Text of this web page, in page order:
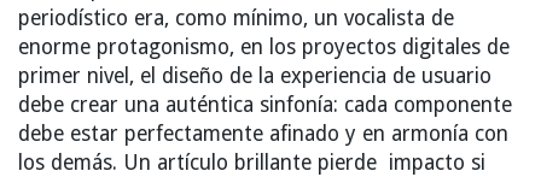
periodístico era, como mínimo, un vocalista de
enorme protagonismo, en los proyectos digitales de
primer nivel, el diseño de la experiencia de usuario
debe crear una auténtica sinfonía: cada componente
debe estar perfectamente afinado y en armonía con
los demás. Un artículo brillante pierde impacto si